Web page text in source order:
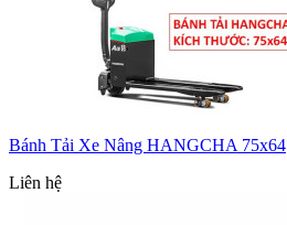
Bánh Tải Xe Nâng HANGCHA 75x64
Liên hệ